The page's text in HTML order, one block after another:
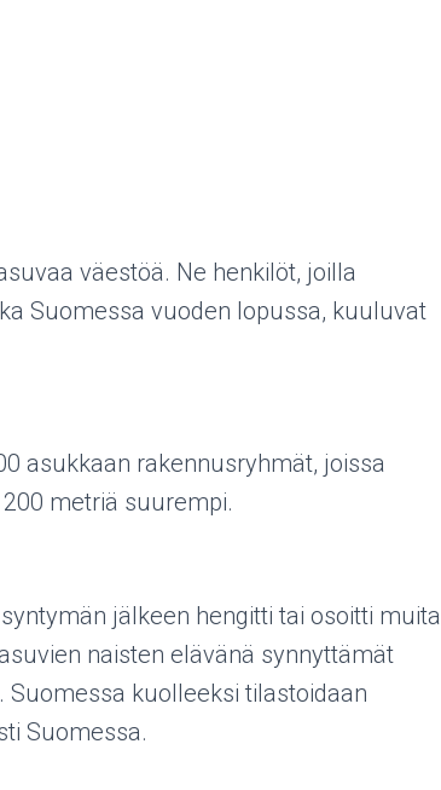
väestöä. Ne henkilöt, joilla
Suomessa vuoden lopussa, kuuluvat
asukkaan rakennusryhmät, joissa
metriä suurempi.
jälkeen hengitti tai osoitti muita
naisten elävänä synnyttämät
kuolleeksi tilastoidaan
Suomessa.